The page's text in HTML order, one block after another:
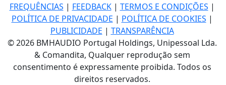
FREQUÊNCIAS | FEEDBACK| TERMOS E CONDIÇÕES |
POLÍTICA DE PRIVACIDADE | POLÍTICA DE COOKIES |
PUBLICIDADE | TRANSPARÊNCIA
© 2026 BMHAUDIO Portugal Holdings, Unipessoal Lda.
& Comandita, Qualquer reprodução sem
consentimento é expressamente proibida. Todos os
direitos reservados.